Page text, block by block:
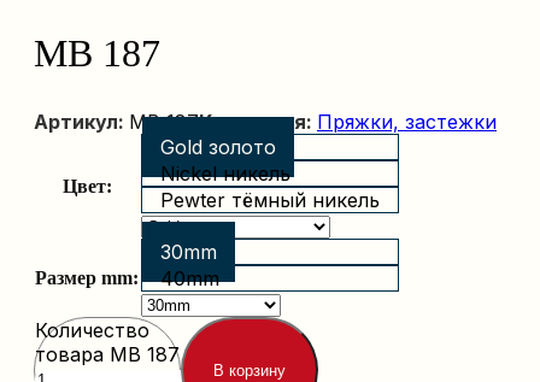
MB 187
Артикул: MB 187Категория: Пряжки, застежки
Цвет:
Gold золото
Nickel никель
Pewter тёмный никель
Размер mm:
30mm
40mm
Количество
товара MB 187
В корзину